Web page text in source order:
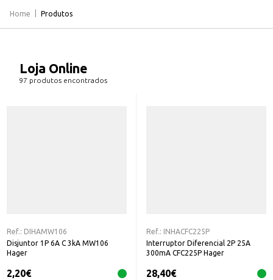
Home Produtos
Loja Online
97 produtos encontrados
Ref.: DIHAMW106
Disjuntor 1P 6A C 3kA MW106
Hager
2,20€
Ref.: INHACFC225P
Interruptor Diferencial 2P 25A
300mA CFC225P Hager
28,40€